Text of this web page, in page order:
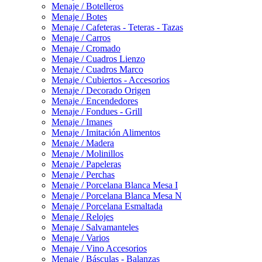
Menaje / Botelleros
Menaje / Botes
Menaje / Cafeteras - Teteras - Tazas
Menaje / Carros
Menaje / Cromado
Menaje / Cuadros Lienzo
Menaje / Cuadros Marco
Menaje / Cubiertos - Accesorios
Menaje / Decorado Origen
Menaje / Encendedores
Menaje / Fondues - Grill
Menaje / Imanes
Menaje / Imitación Alimentos
Menaje / Madera
Menaje / Molinillos
Menaje / Papeleras
Menaje / Perchas
Menaje / Porcelana Blanca Mesa I
Menaje / Porcelana Blanca Mesa N
Menaje / Porcelana Esmaltada
Menaje / Relojes
Menaje / Salvamanteles
Menaje / Varios
Menaje / Vino Accesorios
Menaje / Básculas - Balanzas